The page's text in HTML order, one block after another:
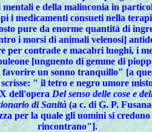
mentali e della malinconia in
medicamenti consueti nella
pure da enorme quantità di
i morsi di animali velenosi]
per contrade e macabri luoghi, i
[unguento di gemme di
favorire un sonno tranquillo" [a
" il tetro e negro umore
dell'operaDel senso delle cose e
di Sanità(a c. di G. P.
per la quale gli uomini si
rincontrano"].